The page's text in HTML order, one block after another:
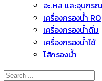
อะไหล่ และอุปกรณ์
เครื่องกรองน้ำ RO
เครื่องกรองน้ำดื่ม
เครื่องกรองน้ำใช้
ไส้กรองน้ำ